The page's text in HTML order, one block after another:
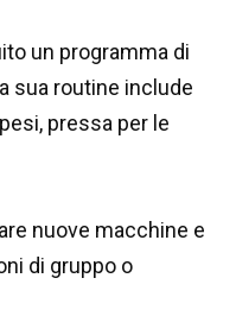
un programma di
sua routine include
pressa per le
nuove macchine e
di gruppo o